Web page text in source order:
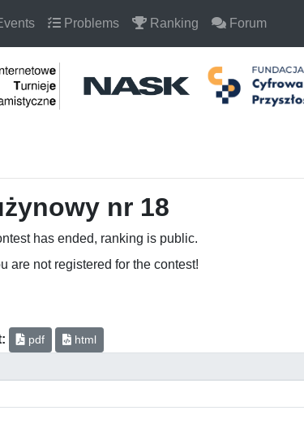
Problems Ranking Forum
nr 18
has ended, ranking is public.
are not registered for the contest!
pdf html